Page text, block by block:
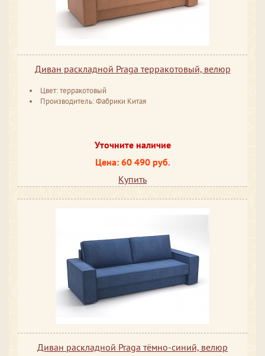
Диван раскладной Praga терракотовый, велюр
Цвет: терракотовый
Производитель: Фабрики Китая
Уточните наличие
Цена: 60 490 руб.
Купить
Диван раскладной Praga тёмно-синий, велюр